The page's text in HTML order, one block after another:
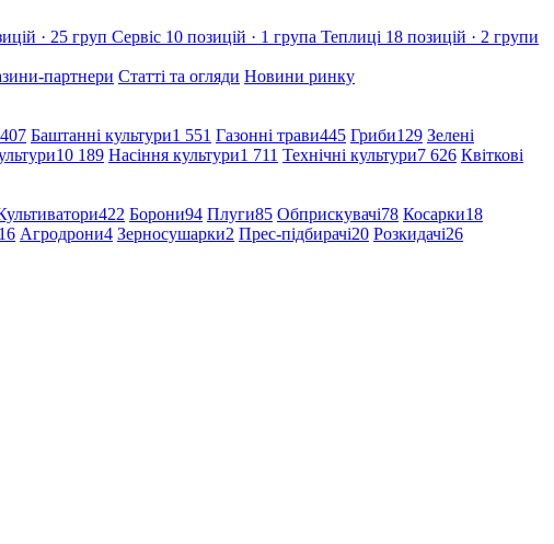
· 25 груп Сервіс 10 позицій · 1 група Теплиці 18 позицій · 2 групи
партнери Статті та огляди Новини ринку
407 Баштанні культури1 551 Газонні трави445 Гриби129 Зелені
10 189 Насіння культури1 711 Технічні культури7 626 Квіткові
422 Борони94 Плуги85 Обприскувачі78 Косарки18
16 Агродрони4 Зерносушарки2 Прес-підбирачі20 Розкидачі26